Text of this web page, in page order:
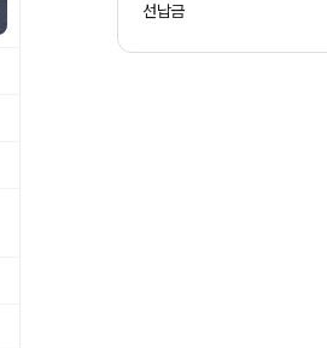
선납금